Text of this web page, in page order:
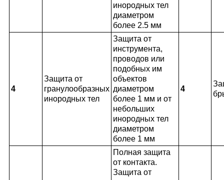
инородных тел
диаметром
более 2.5 мм
4
Защита от
гранулообразных
инородных тел
Защита от
инструмента,
проводов или
подобных им
объектов
диаметром
более 1 мм и от
небольших
инородных тел
диаметром
более 1 мм
4
Полная защита
от контакта.
Защита от